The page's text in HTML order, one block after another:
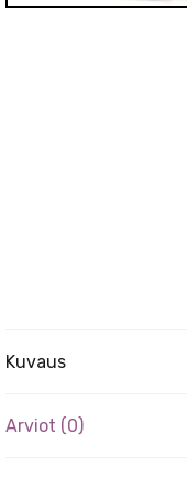
Kuvaus
Arviot (0)